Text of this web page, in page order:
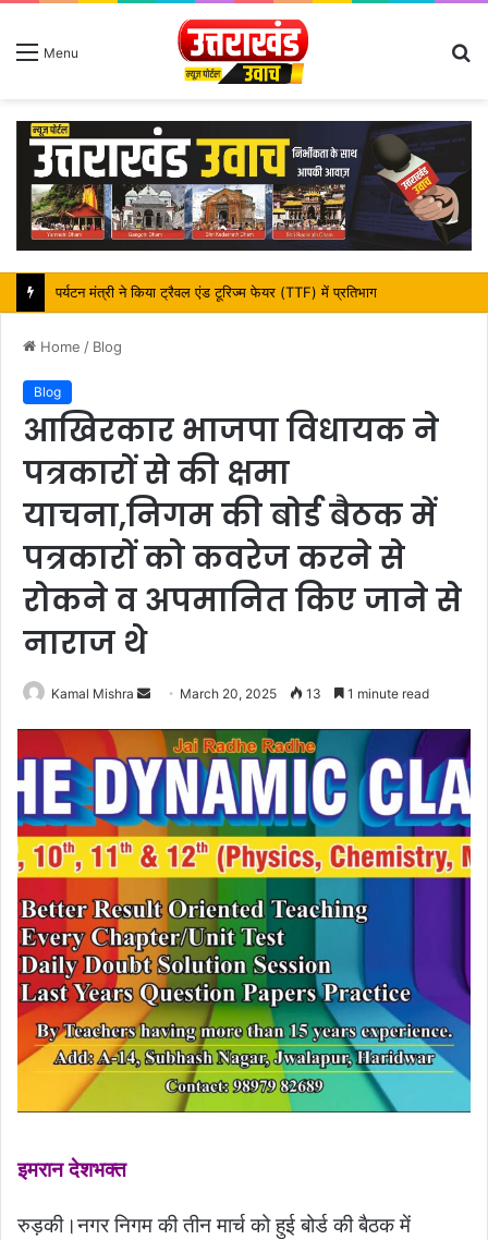
Menu
महापौर शंभू पासवान के जन्मदिवस पर क्षेत्र में विकास की सौगात
Home / Blog
Blog
आखिरकार भाजपा विधायक ने
पत्रकारों से की क्षमा
याचना,निगम की बोर्ड बैठक में
पत्रकारों को कवरेज करने से
रोकने व अपमानित किए जाने से
नाराज थे
Kamal Mishra
Send
email
March 20, 2025 13 1 minute read
इमरान देशभक्त
रुड़की।नगर निगम की तीन मार्च को हुई बोर्ड की बैठक में